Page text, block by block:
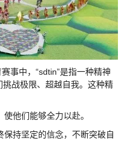
事中，“sdtin”是指一种精神
战极限、超越自我。这种精
他们能够全力以赴。
持坚定的信念，不断突破自